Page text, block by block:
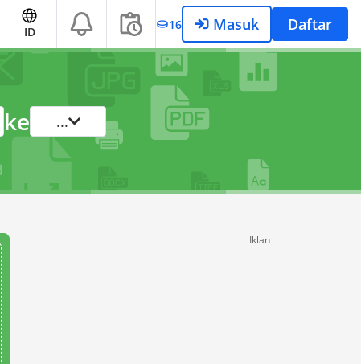
ID 16 Masuk Daftar
ke ...
Iklan